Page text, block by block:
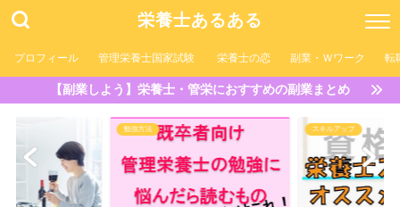
栄養士あるある
プロフィール 管理栄養士国家試験 栄養士の恋 副業・Ｗワーク 転
【副業しよう】栄養士・管栄におすすめの副業まとめ
スキルアップ 副業・Ｗワーク